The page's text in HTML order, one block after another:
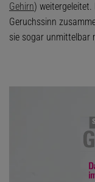
Gehirn)
Geruchssinn
sie sogar unmittelbar